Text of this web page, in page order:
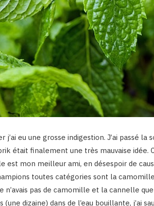
j’ai eu une grosse indigestion. J’ai passé
était finalement une très mauvaise idée.
est mon meilleur ami, en désespoir de
toutes catégories sont la
n’avais pas de camomille et la cannelle
dizaine) dans de l’eau bouillante, j’ai